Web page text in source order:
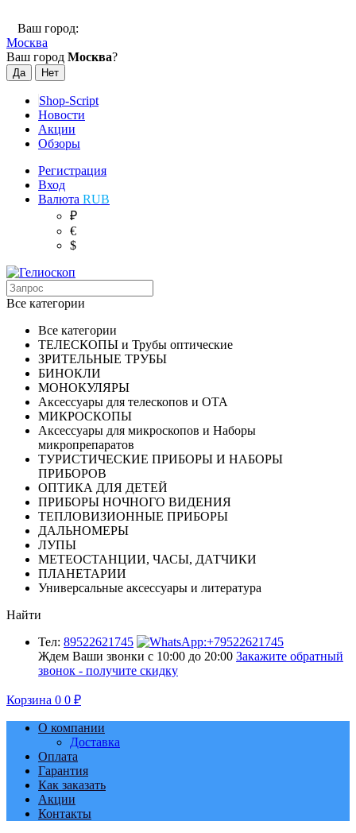
Ваш город:
Москва
Ваш город Москва?
Shop-Script
Новости
Акции
Обзоры
Регистрация
Вход
Валюта RUB
₽
€
$
Все категории
Все категории
ТЕЛЕСКОПЫ и Трубы оптические
ЗРИТЕЛЬНЫЕ ТРУБЫ
БИНОКЛИ
МОНОКУЛЯРЫ
Аксессуары для телескопов и ОТА
МИКРОСКОПЫ
Аксессуары для микроскопов и Наборы
микропрепаратов
ТУРИСТИЧЕСКИЕ ПРИБОРЫ И НАБОРЫ
ПРИБОРОВ
ОПТИКА ДЛЯ ДЕТЕЙ
ПРИБОРЫ НОЧНОГО ВИДЕНИЯ
ТЕПЛОВИЗИОННЫЕ ПРИБОРЫ
ДАЛЬНОМЕРЫ
ЛУПЫ
МЕТЕОСТАНЦИИ, ЧАСЫ, ДАТЧИКИ
ПЛАНЕТАРИИ
Универсальные аксессуары и литература
Найти
Тел: 89522621745
Ждем Ваши звонки с 10:00 до 20:00 Закажите обратный
звонок - получите скидку
Корзина 0 0 ₽
О компании
Доставка
Оплата
Гарантия
Как заказать
Акции
Контакты